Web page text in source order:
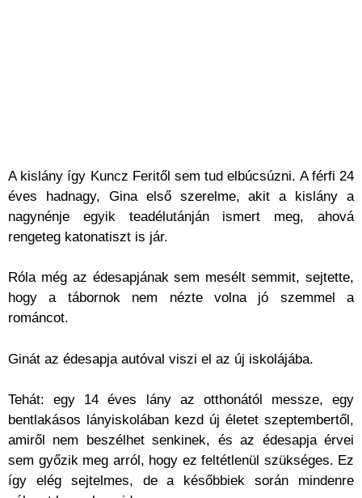
A kislány így Kuncz Feritől sem tud elbúcsúzni. A férfi 24
éves hadnagy, Gina első szerelme, akit a kislány a
nagynénje egyik teadélutánján ismert meg, ahová
rengeteg katonatiszt is jár.
Róla még az édesapjának sem mesélt semmit, sejtette,
hogy a tábornok nem nézte volna jó szemmel a
románcot.
Ginát az édesapja autóval viszi el az új iskolájába.
Tehát: egy 14 éves lány az otthonától messze, egy
bentlakásos lányiskolában kezd új életet szeptembertől,
amiről nem beszélhet senkinek, és az édesapja érvei
sem győzik meg arról, hogy ez feltétlenül szükséges. Ez
így elég sejtelmes, de a későbbiek során mindenre